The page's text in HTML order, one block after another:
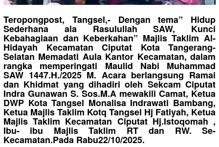
Teropongpost, Tangsel,- Dengan tema” Hidup
Sederhana ala Rasulullah SAW, Kunci
Kebahagiaan dan Keberkahan” Majlis Taklim Al-
Hidayah Kecamatan Ciputat Kota Tangerang-
Selatan Memadati Aula Kantor Kecamatan, dalam
rangka memperingati Maulid Nabi Muhammad
SAW 1447.H./2025 M. Acara berlangsung Ramai
dan Khidmat yang dihadiri oleh Sekcam Ciputat
Indra Gunawan S. Sos.M.A mewakili Camat, Ketua
DWP Kota Tangsel Monalisa Indrawati Bambang,
Ketua Majlis Taklim Kotq Tangsel Hj Fatiyah, Ketua
Majlis Taklim Kecamatan Ciputat Hj.Istoqomah ,
Ibu- ibu Majlis Taklim RT dan RW. Se-
Kecamatan.Pada Rabu22/10/2025.